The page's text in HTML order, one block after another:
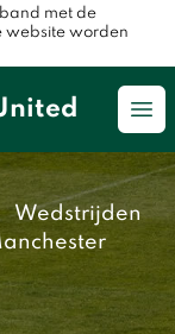
met de
website worden
Wedstrijden